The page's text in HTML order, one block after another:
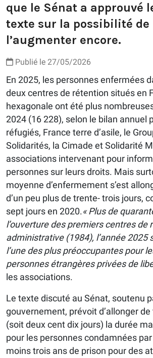
que le Sénat a approuvé
texte sur la possibilité de
l’augmenter encore.
Publié le 27/05/2026
En 2025, les personnes enfermées
deux centres de rétention situés en
hexagonale ont été plus
2024 (16 228), selon le bilan annuel
réfugiés, France terre d’asile, le
Solidarités, la Cimade et Solidarité
associations intervenant pour
personnes sur leurs droits. Mais
moyenne d’enfermement s’est
d’un peu plus de trente- trois jours,
sept jours en 2020.« Plus de
l’ouverture des premiers centres de
administrative (1984), l’année 2025
l’une des plus préoccupantes pour
personnes étrangères privées de
les associations.
Le texte discuté au Sénat, soutenu
gouvernement, prévoit d’allonger
(soit deux cent dix jours) la durée
pour les personnes condamnées
moins trois ans de prison pour des